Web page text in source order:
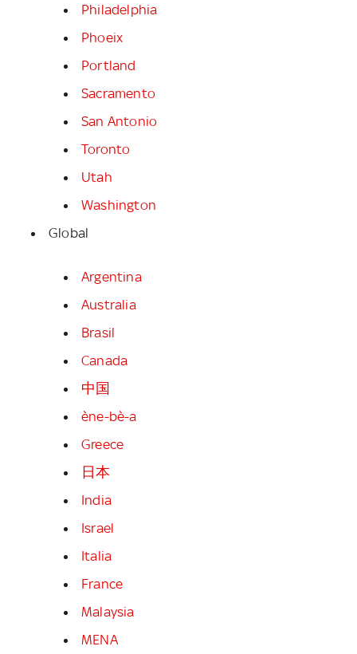
Philadelphia
Phoeix
Portland
Sacramento
San Antonio
Toronto
Utah
Washington
Global
Argentina
Australia
Brasil
Canada
中国
ène-bè-a
Greece
日本
India
Israel
Italia
France
Malaysia
MENA